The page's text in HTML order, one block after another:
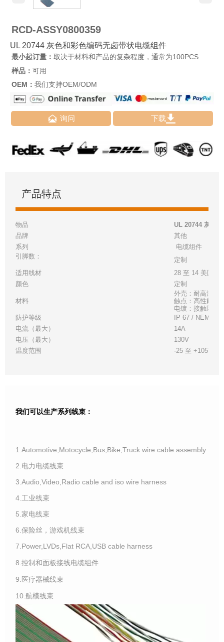
RCD-ASSY0800359
UL 20744 灰色和彩色编码无卤带状电缆组件
最小起订量： 取决于材料和产品的复杂程度，通常为100PCS
样品： 可用
OEM： 我们支持OEM/ODM
 询问 下载
产品特点
物品
UL 20744 灰色
品牌
其他
系列
电缆组件
引脚数：
定制
适用线材
28 至 14 美国线
颜色
定制
材料
外壳：耐高温白
触点：高性能铜
电镀：接触区 -
防护等级
IP 67 / NEMA 6P
电流（最大）
14A
电压（最大）
130V
温度范围
-25 至 +105°C
我们可以生产系列线束：
1.Automotive,Motocycle,Bus,Bike,Truck wire cable assembly
2.电力电缆线束
3.Audio,Video,Radio cable and iso wire harness
4.工业线束
5.家电线束
6.保险丝，游戏机线束
7.Power,LVDs,Flat RCA,USB cable harness
8.控制和面板接线电缆组件
9.医疗器械线束
10.航模线束